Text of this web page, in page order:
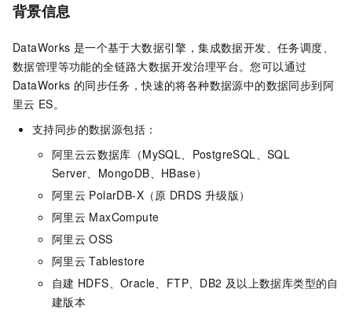
背景信息
DataWorks 是一个基于大数据引擎，集成数据开发、任务调度、
数据管理等功能的全链路大数据开发治理平台。您可以通过
DataWorks 的同步任务，快速的将各种数据源中的数据同步到阿
里云 ES。
支持同步的数据源包括：
阿里云云数据库（MySQL、PostgreSQL、SQL
Server、MongoDB、HBase）
阿里云 PolarDB-X（原 DRDS 升级版）
阿里云 MaxCompute
阿里云 OSS
阿里云 Tablestore
自建 HDFS、Oracle、FTP、DB2 及以上数据库类型的自
建版本